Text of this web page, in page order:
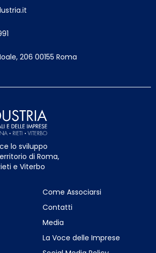
206 00155 Roma
lo sviluppo
di Roma,
e Viterbo
Come Associarsi
Contatti
Media
La Voce delle Imprese